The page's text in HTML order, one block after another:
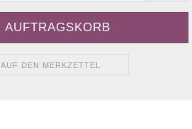
AUF DEN MERKZETTEL